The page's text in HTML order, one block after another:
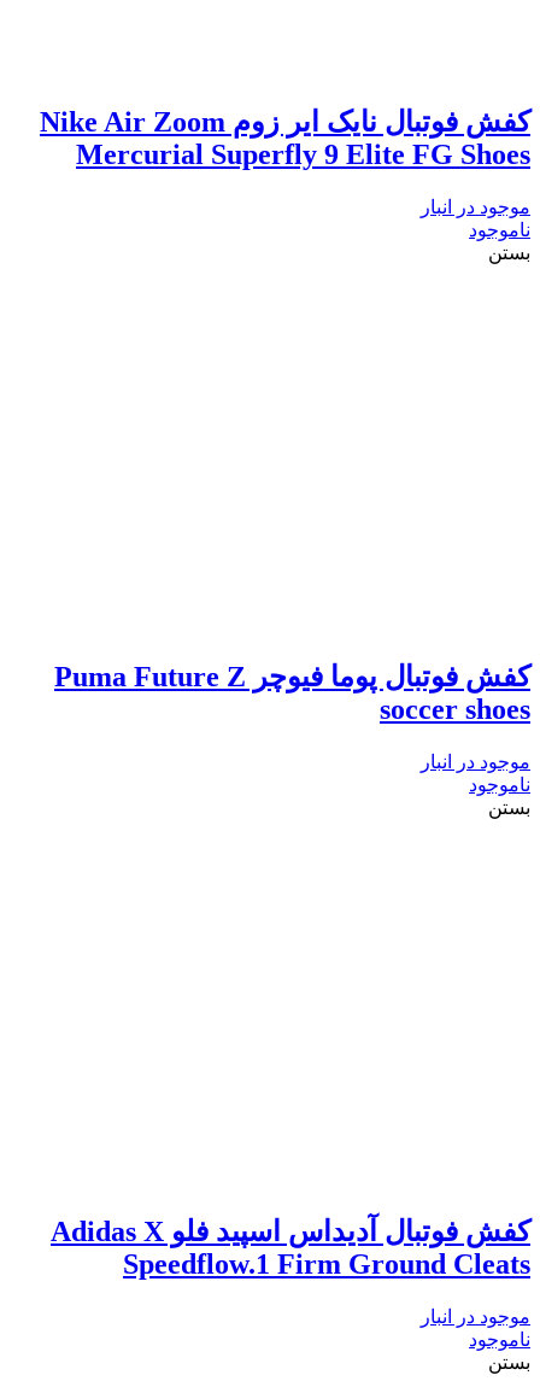
کفش فوتبال نایک ایر زوم Nike Air Zoom
Mercurial Superfly 9 Elite FG Shoes
موجود در انبار
ناموجود
بستن
کفش فوتبال پوما فیوچر Puma Future Z
soccer shoes
موجود در انبار
ناموجود
بستن
کفش فوتبال آدیداس اسپید فلو Adidas X
Speedflow.1 Firm Ground Cleats
موجود در انبار
ناموجود
بستن